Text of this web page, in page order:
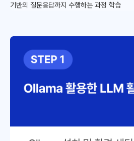
기반의 질문응답까지 수행하는 과정 학습